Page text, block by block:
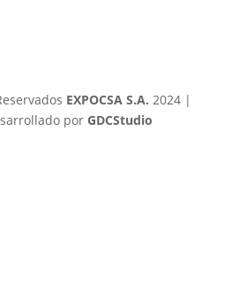
EXPOCSA S.A. 2024 |
por GDCStudio